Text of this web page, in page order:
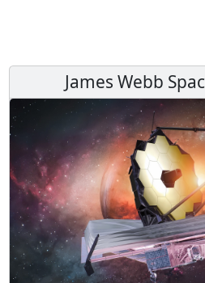
James Webb